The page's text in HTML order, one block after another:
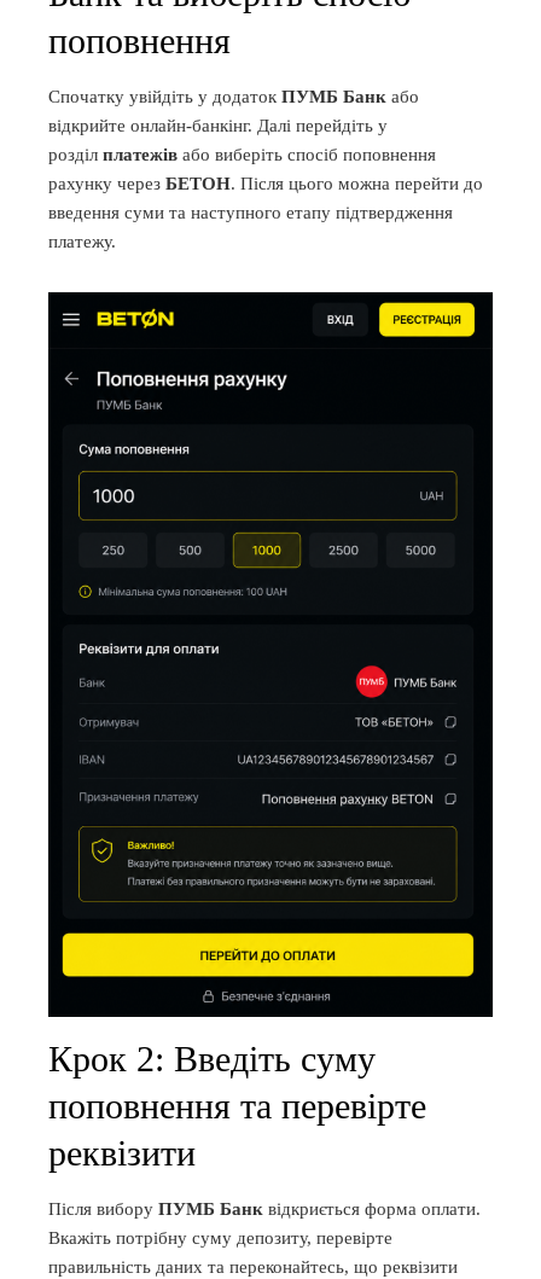
поповнення
Спочатку увійдіть у додаток ПУМБ Банк або
відкрийте онлайн-банкінг. Далі перейдіть у
розділ платежів або виберіть спосіб поповнення
рахунку через БЕТОН. Після цього можна перейти до
введення суми та наступного етапу підтвердження
платежу.
Крок 2: Введіть суму
поповнення та перевірте
реквізити
Після вибору ПУМБ Банк відкриється форма оплати.
Вкажіть потрібну суму депозиту, перевірте
правильність даних та переконайтесь, що реквізити